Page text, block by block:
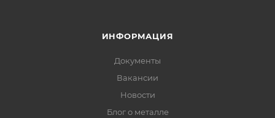
ИНФОРМАЦИЯ
Документы
Вакансии
Новости
Блог о металле